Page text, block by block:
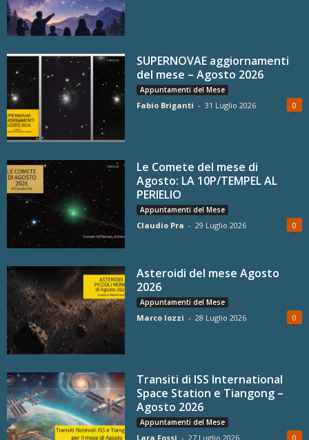
SUPERNOVAE aggiornamenti
del mese – Agosto 2026
Appuntamenti del Mese
Fabio Briganti - 31 Luglio 2026 0
Le Comete del mese di
Agosto: LA 10P/TEMPEL AL
PERIELIO
Appuntamenti del Mese
Claudio Pra - 29 Luglio 2026 0
Asteroidi del mese Agosto
2026
Appuntamenti del Mese
Marco Iozzi - 28 Luglio 2026 0
Transiti di ISS International
Space Station e Tiangong –
Agosto 2026
Appuntamenti del Mese
Lara Fossi - 27 Luglio 2026 0